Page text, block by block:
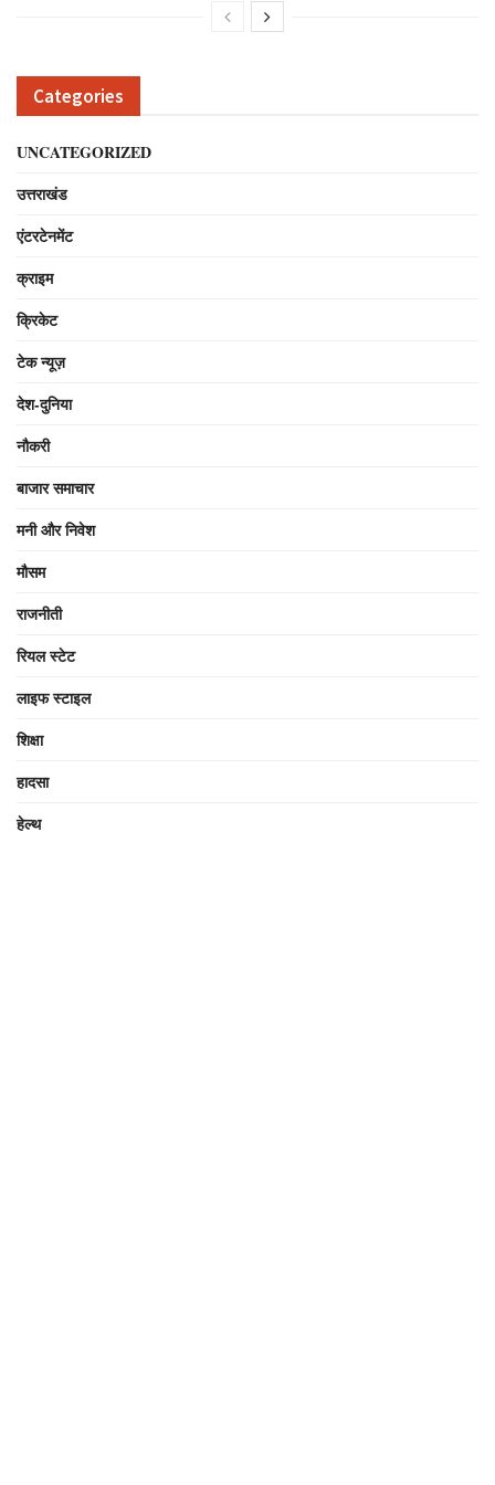
Categories
UNCATEGORIZED
उत्तराखंड
एंटरटेनमेंट
क्राइम
क्रिकेट
टेक न्यूज़
देश-दुनिया
नौकरी
बाजार समाचार
मनी और निवेश
मौसम
राजनीती
रियल स्टेट
लाइफ स्टाइल
शिक्षा
हादसा
हेल्थ